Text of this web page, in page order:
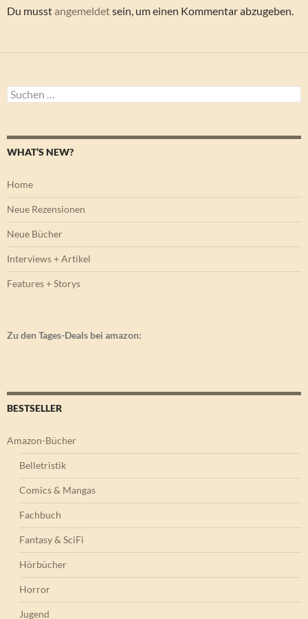
Du musstangemeldetsein, um einen Kommentar abzugeben.
Suchen
nach:
WHAT’S NEW?
Home
Neue Rezensionen
Neue Bücher
Interviews + Artikel
Features + Storys
Zu den Tages-Deals bei amazon:
BESTSELLER
Amazon-Bücher
Belletristik
Comics & Mangas
Fachbuch
Fantasy & SciFi
Hörbücher
Horror
Jugend